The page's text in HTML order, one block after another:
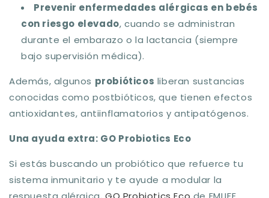
Prevenir enfermedades alérgicas en bebés
con riesgo elevado, cuando se administran
durante el embarazo o la lactancia (siempre
bajo supervisión médica).
Además, algunos probióticos liberan sustancias
conocidas como postbióticos, que tienen efectos
antioxidantes, antiinflamatorios y antipatógenos.
Una ayuda extra: GO Probiotics Eco
Si estás buscando un probiótico que refuerce tu
sistema inmunitario y te ayude a modular la